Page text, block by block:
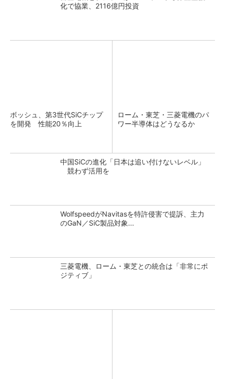
化で協業、2116億円投資
ボッシュ、第3世代SiCチップ
を開発 性能20％向上
ローム・東芝・三菱電機のパ
ワー半導体はどうなるか
中国SiCの進化「日本は追い付けないレベル」
競わず活用を
WolfspeedがNavitasを特許侵害で提訴、主力
のGaN／SiC製品対象...
三菱電機、ローム・東芝との統合は「非常にポ
ジティブ」